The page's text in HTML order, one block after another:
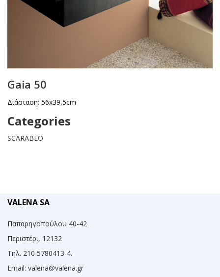
Gaia 50
Διάσταση: 56x39,5cm
Categories
SCARABEO
VALENA SA
Παπαρηγοπούλου 40-42
Περιστέρι, 12132
Τηλ. 210 5780413-4.
Email: valena@valena.gr